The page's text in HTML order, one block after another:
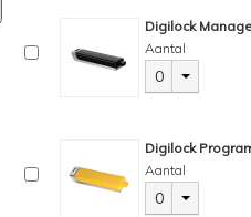
Digilock
Aantal
0
Digilock
Aantal
0